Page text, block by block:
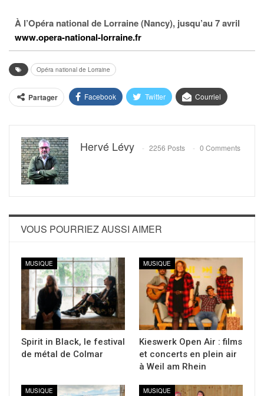
À l’Opéra national de Lorraine (Nancy), jusqu’au 7 avril
www.opera-national-lorraine.fr
Opéra national de Lorraine
Partager Facebook Twitter Courriel
Hervé Lévy 2256 Posts 0 Comments
VOUS POURRIEZ AUSSI AIMER
MUSIQUE
Spirit in Black, le festival
de métal de Colmar
MUSIQUE
Kieswerk Open Air : films
et concerts en plein air
à Weil am Rhein
MUSIQUE MUSIQUE